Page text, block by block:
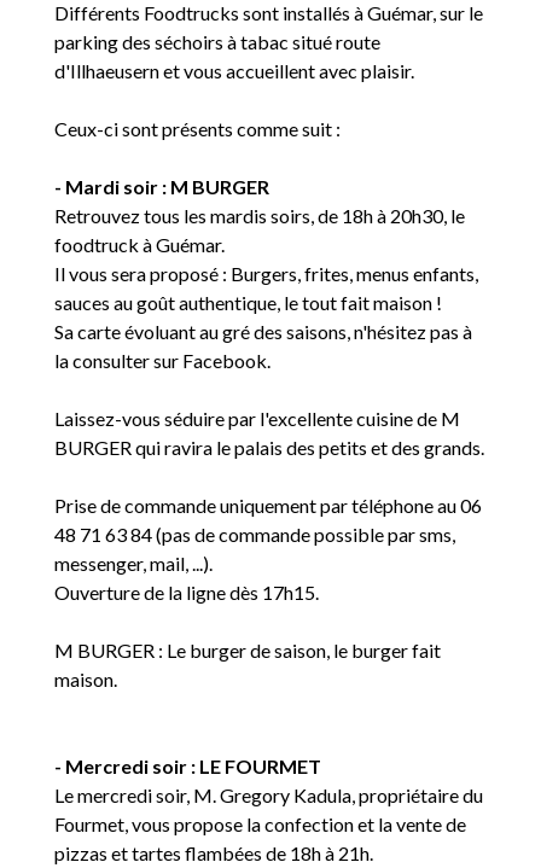
Différents Foodtrucks sont installés à Guémar, sur le
parking des séchoirs à tabac situé route
d'Illhaeusern et vous accueillent avec plaisir.
Ceux-ci sont présents comme suit :
- Mardi soir : M BURGER
Retrouvez tous les mardis soirs, de 18h à 20h30, le
foodtruck à Guémar.
Il vous sera proposé : Burgers, frites, menus enfants,
sauces au goût authentique, le tout fait maison !
Sa carte évoluant au gré des saisons, n'hésitez pas à
la consulter sur Facebook.
Laissez-vous séduire par l'excellente cuisine de M
BURGER qui ravira le palais des petits et des grands.
Prise de commande uniquement par téléphone au 06
48 71 63 84 (pas de commande possible par sms,
messenger, mail, ...).
Ouverture de la ligne dès 17h15.
M BURGER : Le burger de saison, le burger fait
maison.
- Mercredi soir : LE FOURMET
Le mercredi soir, M. Gregory Kadula, propriétaire du
Fourmet, vous propose la confection et la vente de
pizzas et tartes flambées de 18h à 21h.